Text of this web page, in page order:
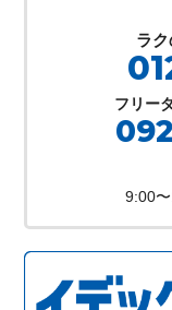
ラ
フリー
9:00